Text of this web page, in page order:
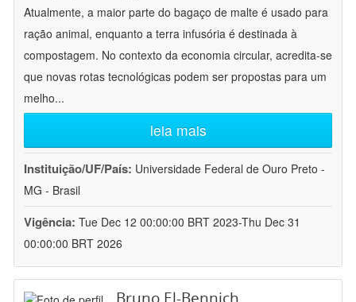
Atualmente, a maior parte do bagaço de malte é usado para
ração animal, enquanto a terra infusória é destinada à
compostagem. No contexto da economia circular, acredita-se
que novas rotas tecnológicas podem ser propostas para um
melho...
leia mais
Instituição/UF/País: Universidade Federal de Ouro Preto -
MG - Brasil
Vigência: Tue Dec 12 00:00:00 BRT 2023-Thu Dec 31
00:00:00 BRT 2026